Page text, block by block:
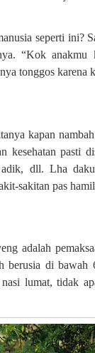
seperti ini?
“Kok
tonggos karena
kapan
kesehatan pasti
adik, dll. Lha
sakitan pas
adalah
berusia di
lumat, tidak